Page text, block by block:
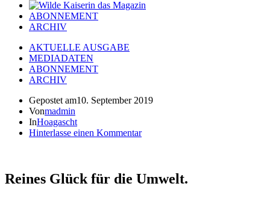
ABONNEMENT
ARCHIV
AKTUELLE AUSGABE
MEDIADATEN
ABONNEMENT
ARCHIV
Gepostet am10. September 2019
Vonmadmin
InHoagascht
Hinterlasse einen Kommentar
Reines Glück für die Umwelt.